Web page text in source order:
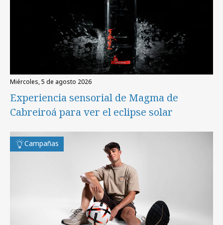
miércoles, 5 de agosto 2026
Experiencia sensorial de Magma de
Cabreiroá para ver el eclipse solar
Campañas